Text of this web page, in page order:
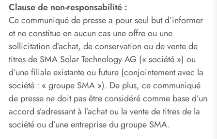
Clause de non-responsabilité :
Ce communiqué de presse a pour seul but d’informer
et ne constitue en aucun cas une offre ou une
sollicitation d’achat, de conservation ou de vente de
titres de SMA Solar Technology AG (« société ») ou
d’une filiale existante ou future (conjointement avec la
société : « groupe SMA »). De plus, ce communiqué
de presse ne doit pas être considéré comme base d’un
accord s’adressant à l’achat ou la vente de titres de la
société ou d’une entreprise du groupe SMA.